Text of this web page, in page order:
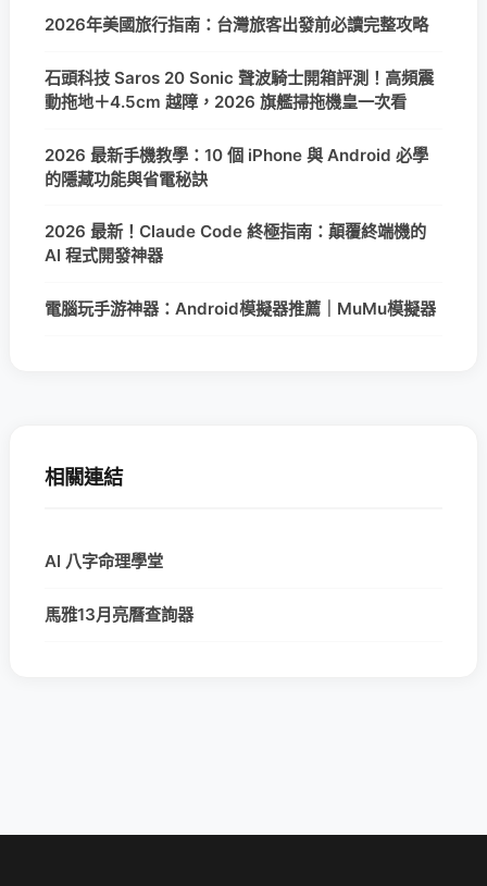
2026年美國旅行指南：台灣旅客出發前必讀完整攻略
石頭科技 Saros 20 Sonic 聲波騎士開箱評測！高頻震
動拖地＋4.5cm 越障，2026 旗艦掃拖機皇一次看
2026 最新手機教學：10 個 iPhone 與 Android 必學
的隱藏功能與省電秘訣
2026 最新！Claude Code 終極指南：顛覆終端機的
AI 程式開發神器
電腦玩手游神器：Android模擬器推薦｜MuMu模擬器
相關連結
AI 八字命理學堂
馬雅13月亮曆查詢器